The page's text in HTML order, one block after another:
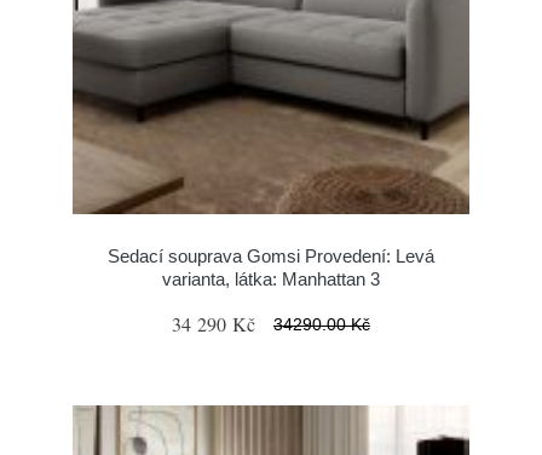
Sedací souprava Gomsi Provedení: Levá
varianta, látka: Manhattan 3
34 290 Kč 34290.00 Kč